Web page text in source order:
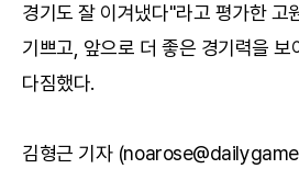
경기도 잘 이겨냈다"라고 평가한 고
기쁘고, 앞으로 더 좋은 경기력을 보
다짐했다.
김형근 기자